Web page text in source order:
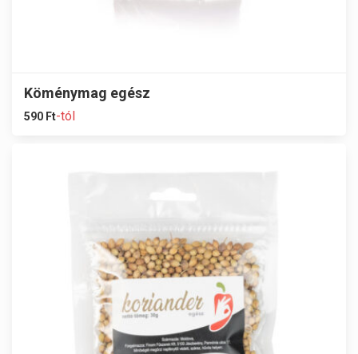
Köménymag egész
590 Ft-tól